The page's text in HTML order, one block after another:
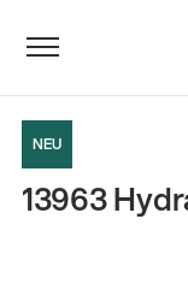
NEU
13963